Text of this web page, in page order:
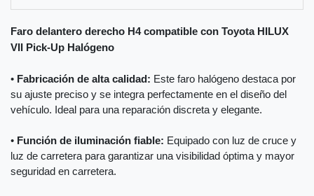
Faro delantero derecho H4 compatible con Toyota HILUX
VII Pick-Up Halógeno
• Fabricación de alta calidad: Este faro halógeno destaca por
su ajuste preciso y se integra perfectamente en el diseño del
vehículo. Ideal para una reparación discreta y elegante.
• Función de iluminación fiable: Equipado con luz de cruce y
luz de carretera para garantizar una visibilidad óptima y mayor
seguridad en carretera.